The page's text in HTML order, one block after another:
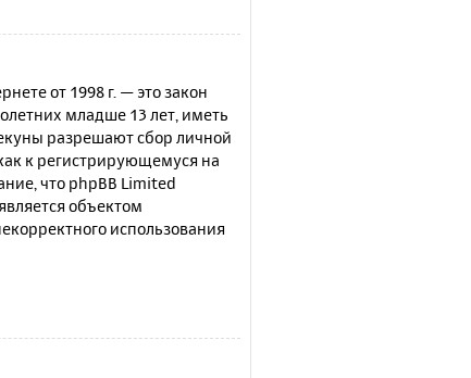
от 1998 г. — это закон
младше 13 лет, иметь
разрешают сбор личной
к регистрирующемуся на
что phpBB Limited
объектом
использования